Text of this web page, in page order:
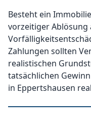
Besteht ein
vorzeitiger Ablösung
Zahlungen sollten
realistischen
tatsächlichen
in Eppertshausen